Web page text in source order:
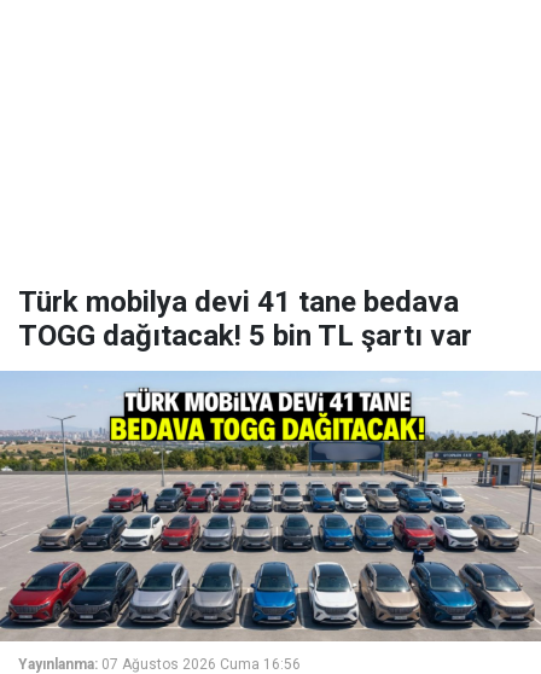
Türk mobilya devi 41 tane bedava
TOGG dağıtacak! 5 bin TL şartı var
Yayınlanma: 07 Ağustos 2026 Cuma 16:56